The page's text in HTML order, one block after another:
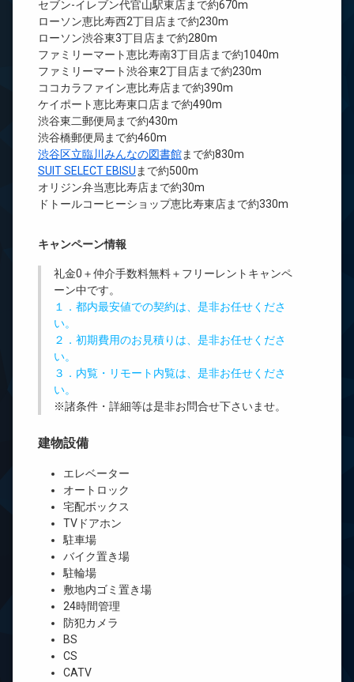
セブン-イレブン代官山駅東店まで約670m
ローソン恵比寿西2丁目店まで約230m
ローソン渋谷東3丁目店まで約280m
ファミリーマート恵比寿南3丁目店まで約1040m
ファミリーマート渋谷東2丁目店まで約230m
ココカラファイン恵比寿店まで約390m
ケイポート恵比寿東口店まで約490m
渋谷東二郵便局まで約430m
渋谷橋郵便局まで約460m
渋谷区立臨川みんなの図書館まで約830m
SUIT SELECT EBISU まで約500m
オリジン弁当恵比寿店まで約30m
ドトールコーヒーショップ恵比寿東店まで約330m
キャンペーン情報
礼金0 ＋仲介手数料無料＋ フリーレント キャンペ
ーン中です。
１．都内最安値での契約は、是非お任せくださ
い。
２．初期費用のお見積りは、是非お任せくださ
い。
３．内覧・リモート内覧は、是非お任せくださ
い。
※諸条件・詳細等は是非お問合せ下さいませ。
建物設備
エレベーター
オートロック
宅配ボックス
TVドアホン
駐車場
バイク置き場
駐輪場
敷地内ゴミ置き場
24時間管理
防犯カメラ
BS
CS
CATV